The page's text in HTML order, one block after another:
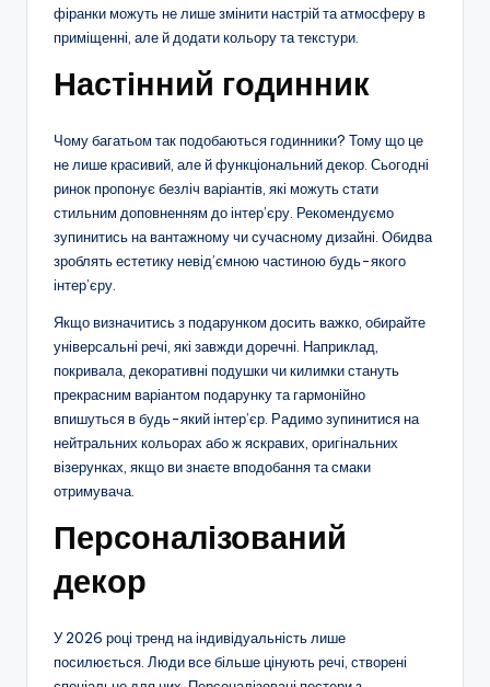
фіранки можуть не лише змінити настрій та атмосферу в
приміщенні, але й додати кольору та текстури.
Настінний годинник
Чому багатьом так подобаються годинники? Тому що це
не лише красивий, але й функціональний декор. Сьогодні
ринок пропонує безліч варіантів, які можуть стати
стильним доповненням до інтер’єру. Рекомендуємо
зупинитись на вантажному чи сучасному дизайні. Обидва
зроблять естетику невід’ємною частиною будь-якого
інтер’єру.
Якщо визначитись з подарунком досить важко, обирайте
універсальні речі, які завжди доречні. Наприклад,
покривала, декоративні подушки чи килимки стануть
прекрасним варіантом подарунку та гармонійно
впишуться в будь-який інтер’єр. Радимо зупинитися на
нейтральних кольорах або ж яскравих, оригінальних
візерунках, якщо ви знаєте вподобання та смаки
отримувача.
Персоналізований
декор
У 2026 році тренд на індивідуальність лише
посилюється. Люди все більше цінують речі, створені